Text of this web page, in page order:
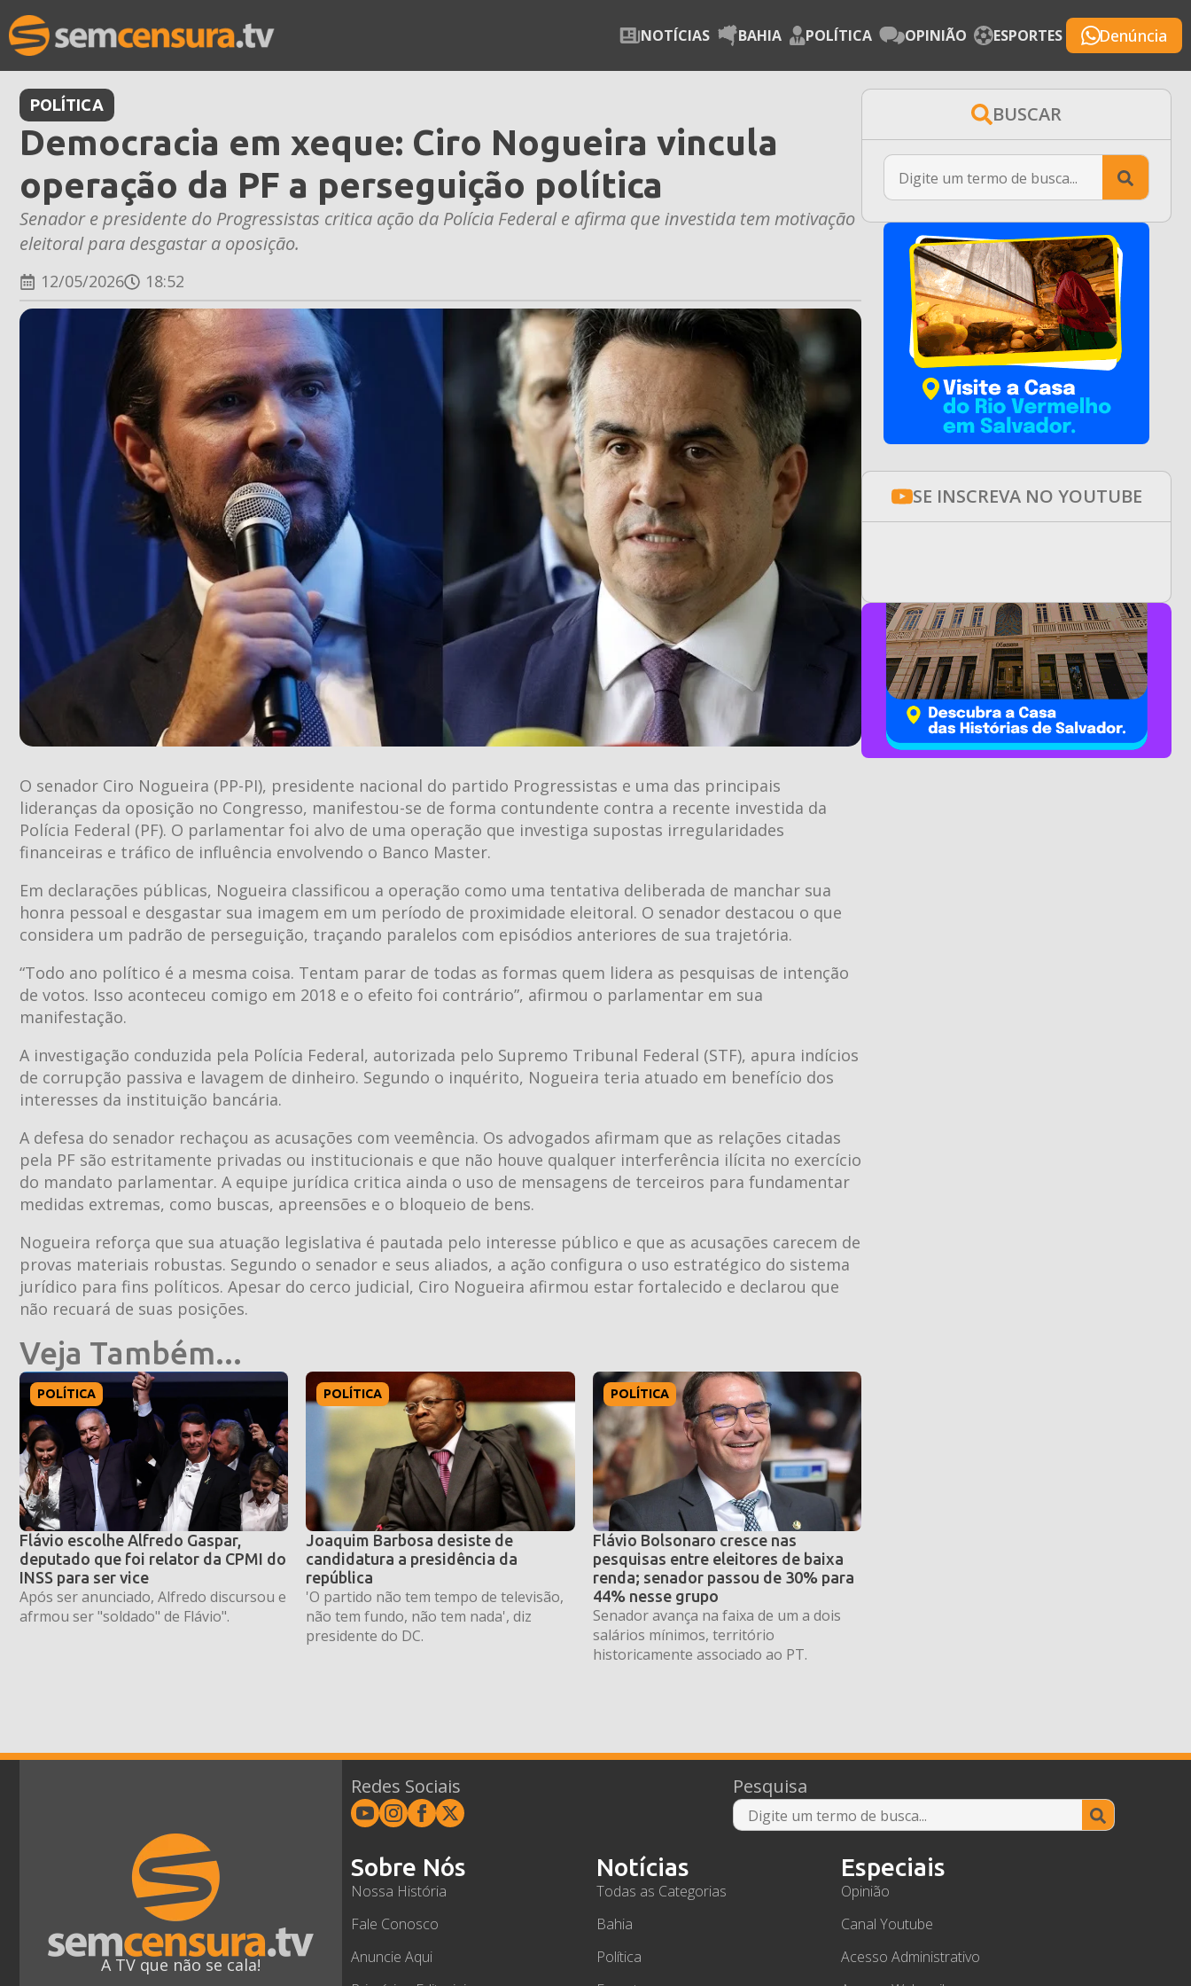
NOTÍCIAS BAHIA POLÍTICA OPINIÃO ESPORTES Denúncia
POLÍTICA
Democracia em xeque: Ciro Nogueira vincula
operação da PF a perseguição política
Senador e presidente do Progressistas critica ação da Polícia Federal e afirma que investida tem motivação
eleitoral para desgastar a oposição.
12/05/2026 18:52
O senador Ciro Nogueira (PP-PI), presidente nacional do partido Progressistas e uma das principais
lideranças da oposição no Congresso, manifestou-se de forma contundente contra a recente investida da
Polícia Federal (PF). O parlamentar foi alvo de uma operação que investiga supostas irregularidades
financeiras e tráfico de influência envolvendo o Banco Master.
Em declarações públicas, Nogueira classificou a operação como uma tentativa deliberada de manchar sua
honra pessoal e desgastar sua imagem em um período de proximidade eleitoral. O senador destacou o que
considera um padrão de perseguição, traçando paralelos com episódios anteriores de sua trajetória.
“Todo ano político é a mesma coisa. Tentam parar de todas as formas quem lidera as pesquisas de intenção
de votos. Isso aconteceu comigo em 2018 e o efeito foi contrário”, afirmou o parlamentar em sua
manifestação.
A investigação conduzida pela Polícia Federal, autorizada pelo Supremo Tribunal Federal (STF), apura indícios
de corrupção passiva e lavagem de dinheiro. Segundo o inquérito, Nogueira teria atuado em benefício dos
interesses da instituição bancária.
A defesa do senador rechaçou as acusações com veemência. Os advogados afirmam que as relações citadas
pela PF são estritamente privadas ou institucionais e que não houve qualquer interferência ilícita no exercício
do mandato parlamentar. A equipe jurídica critica ainda o uso de mensagens de terceiros para fundamentar
medidas extremas, como buscas, apreensões e o bloqueio de bens.
Nogueira reforça que sua atuação legislativa é pautada pelo interesse público e que as acusações carecem de
provas materiais robustas. Segundo o senador e seus aliados, a ação configura o uso estratégico do sistema
jurídico para fins políticos. Apesar do cerco judicial, Ciro Nogueira afirmou estar fortalecido e declarou que
não recuará de suas posições.
Veja Também...
POLÍTICA
Flávio escolhe Alfredo Gaspar,
deputado que foi relator da CPMI do
INSS para ser vice
Após ser anunciado, Alfredo discursou e
afrmou ser "soldado" de Flávio".
POLÍTICA
Joaquim Barbosa desiste de
candidatura a presidência da
república
'O partido não tem tempo de televisão,
não tem fundo, não tem nada', diz
presidente do DC.
POLÍTICA
Flávio Bolsonaro cresce nas
pesquisas entre eleitores de baixa
renda; senador passou de 30% para
44% nesse grupo
Senador avança na faixa de um a dois
salários mínimos, território
historicamente associado ao PT.
BUSCAR
for:
SE INSCREVA NO YOUTUBE
A TV que não se cala!
Redes Sociais Pesquisa
Search
for:
Sobre Nós
Nossa História
Fale Conosco
Anuncie Aqui
Notícias
Todas as Categorias
Bahia
Política
Especiais
Opinião
Canal Youtube
Acesso Administrativo